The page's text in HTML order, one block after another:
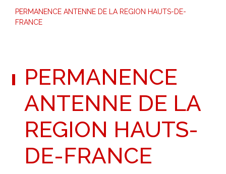
PERMANENCE ANTENNE DE LA REGION HAUTS-DE-
FRANCE
PERMANENCE
ANTENNE DE LA
REGION HAUTS-
DE-FRANCE